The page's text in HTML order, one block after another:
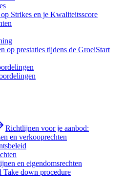
Strikes en je Kwaliteitsscore
op prestaties tijdens de GroeiStart
Richtlijnen voor je aanbod:
en verkooprechten
en eigendomsrechten
Take down procedure